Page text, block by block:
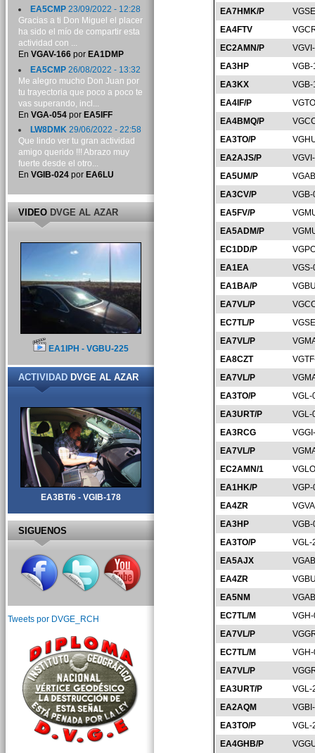
EA7HMK/P
EA4FTV
EC2AMN/P
EA3HP
EA3KX
EA4IF/P
EA4BMQ/P
EA3TO/P
EA2AJS/P
EA5UM/P
EA3CV/P
EA5FV/P
EA5ADM/P
EC1DD/P
EA1EA
EA1BA/P
EA7VL/P
EC7TL/P
EA7VL/P
EA8CZT
EA7VL/P
EA3TO/P
VGL-
EA3URT/P
VGL-
EA3RCG
EA7VL/P
EC2AMN/1
EA1HK/P
EA4ZR
EA3HP
EA3TO/P
VGL-
EA5AJX
EA4ZR
EA5NM
EC7TL/M
EA7VL/P
EC7TL/M
EA7VL/P
EA3URT/P
VGL-
EA2AQM
EA3TO/P
VGL-
EA4GHB/P
EA5CMP23/09/2022 - 12:28
Gracias a ti Don Miguel el placer
ha sido el mío de compartir esta
actividad con ...
En VGAV-166por EA1DMP
EA5CMP26/08/2022 - 13:32
Me alegro mucho Don Juan por
tu trayectoria que poco a poco te
vas superando, incl...
En VGA-054por EA5IFF
LW8DMK29/06/2022 - 22:58
Que lindo ver tu gran actividad
amigo querido !!! Abrazo muy
fuerte desde el otro...
En VGIB-024por EA6LU
VIDEODVGE AL AZAR
EA1IPH - VGBU-225
ACTIVIDADDVGE AL AZAR
EA3BT/6 - VGIB-178
SIGUENOS
Tweets por DVGE_RCH